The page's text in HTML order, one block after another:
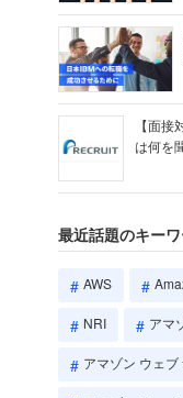
【面
は何を
最近話題のキー
AWS
NRI アマ
アマゾン ウェ